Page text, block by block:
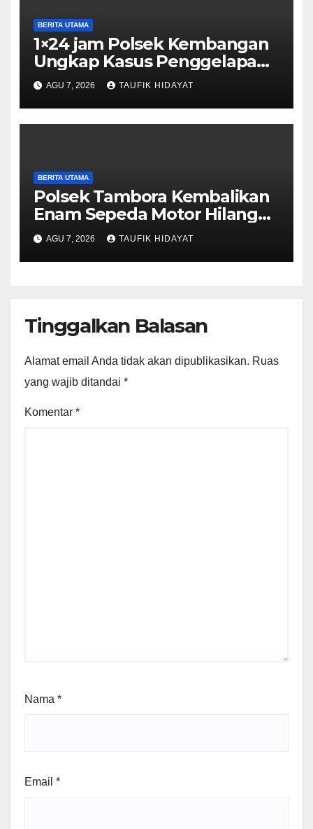
BERITA UTAMA
1×24 jam Polsek Kembangan
Ungkap Kasus Penggelapan
Motor Bermodus Kenalan di
Aplikasi Kencan, Pelaku
Dibekuk di Ciputat
AGU 7, 2026 TAUFIK HIDAYAT
BERITA UTAMA
Polsek Tambora Kembalikan
Enam Sepeda Motor Hilang
kepada Pemilik, Wujud Nyata
Pelayanan Presisi Polri
AGU 7, 2026 TAUFIK HIDAYAT
Tinggalkan Balasan
Alamat email Anda tidak akan dipublikasikan. Ruas
yang wajib ditandai *
Komentar *
Nama *
Email *